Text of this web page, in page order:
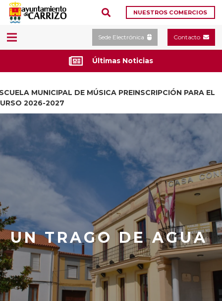
NUESTROS COMERCIOS
Sede Electrónica Contacto
Últimas Noticias
MUNICIPAL DE MÚSICA PREINSCRIPCIÓN PARA EL
2026-2027
UN TRAGO DE AGUA